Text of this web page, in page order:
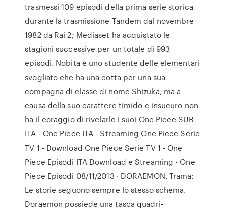
trasmessi 109 episodi della prima serie storica
durante la trasmissione Tandem dal novembre
1982 da Rai 2; Mediaset ha acquistato le
stagioni successive per un totale di 993
episodi. Nobita è uno studente delle elementari
svogliato che ha una cotta per una sua
compagna di classe di nome Shizuka, ma a
causa della suo carattere timido e insucuro non
ha il coraggio di rivelarle i suoi One Piece SUB
ITA - One Piece ITA - Streaming One Piece Serie
TV 1 - Download One Piece Serie TV 1 - One
Piece Episodi ITA Download e Streaming - One
Piece Episodi 08/11/2013 · DORAEMON. Trama:
Le storie seguono sempre lo stesso schema.
Doraemon possiede una tasca quadri-